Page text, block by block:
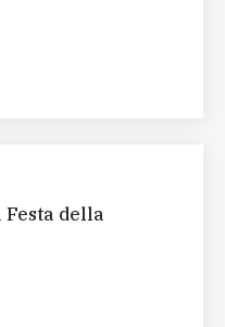
della